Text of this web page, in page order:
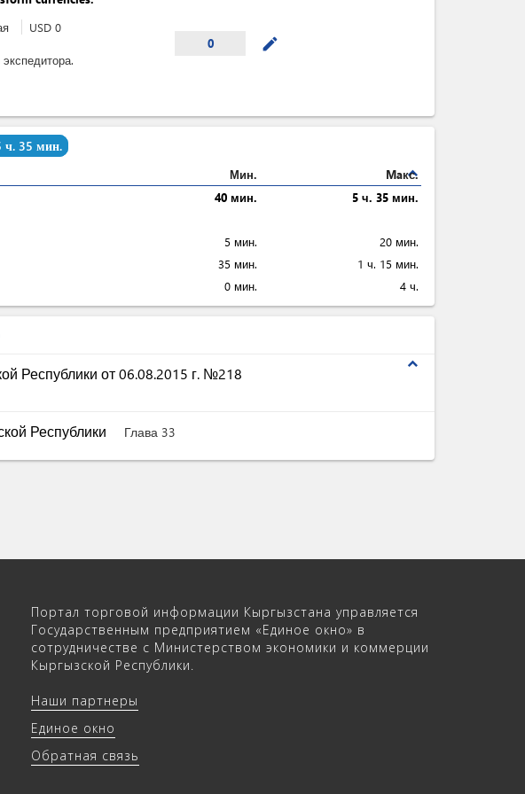
USD 0
0 mode_edit
ч. 35 мин.
expand_less
Мин.
Maкс.
40 мин.
5 ч. 35 мин.
5 мин.
20 мин.
35 мин.
1 ч. 15 мин.
0 мин. 4 ч.
expand_less
Республики от 06.08.2015 г. №218
Республики Глава 33
Портал торговой информации Кыргызстана управляется
Государственным предприятием «Единое окно» в
сотрудничестве с Министерством экономики и коммерции
Кыргызской Республики.
Наши партнеры
Единое окно
Обратная связь